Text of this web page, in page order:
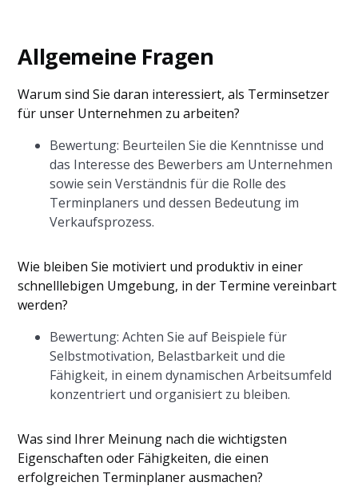
Allgemeine Fragen
Warum sind Sie daran interessiert, als Terminsetzer
für unser Unternehmen zu arbeiten?
Bewertung: Beurteilen Sie die Kenntnisse und
das Interesse des Bewerbers am Unternehmen
sowie sein Verständnis für die Rolle des
Terminplaners und dessen Bedeutung im
Verkaufsprozess.
Wie bleiben Sie motiviert und produktiv in einer
schnelllebigen Umgebung, in der Termine vereinbart
werden?
Bewertung: Achten Sie auf Beispiele für
Selbstmotivation, Belastbarkeit und die
Fähigkeit, in einem dynamischen Arbeitsumfeld
konzentriert und organisiert zu bleiben.
Was sind Ihrer Meinung nach die wichtigsten
Eigenschaften oder Fähigkeiten, die einen
erfolgreichen Terminplaner ausmachen?